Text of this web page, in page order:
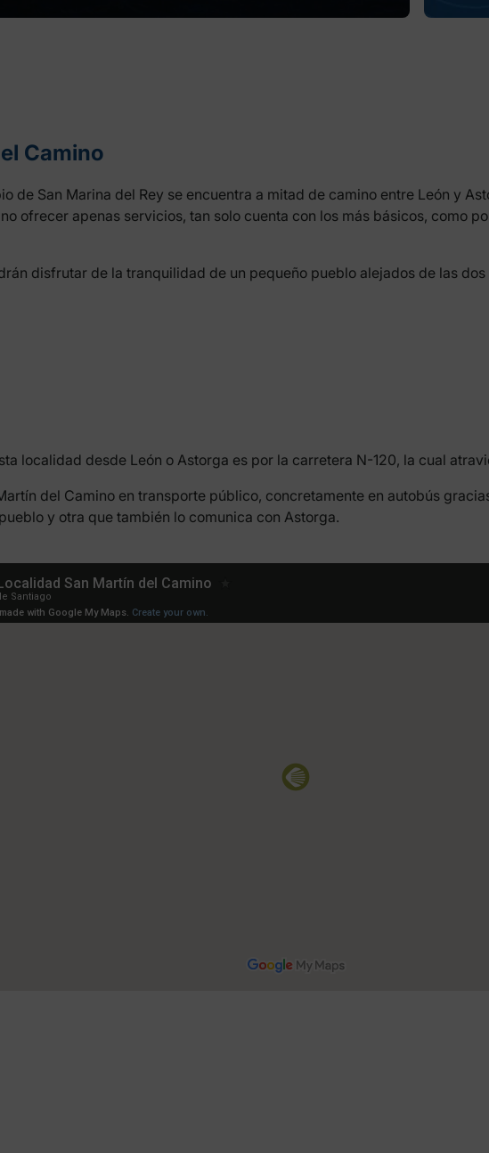
Camino
de San Marina del Rey se encuentra a mitad de camino entre León y
ofrecer apenas servicios, tan solo cuenta con los más básicos, como
disfrutar de la tranquilidad de un pequeño pueblo alejados de las
localidad desde León o Astorga es por la carretera N-120, la cual
del Camino en transporte público, concretamente en autobús
y otra que también lo comunica con Astorga.